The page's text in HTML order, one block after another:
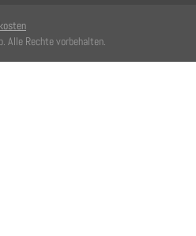
Alle Rechte vorbehalten.